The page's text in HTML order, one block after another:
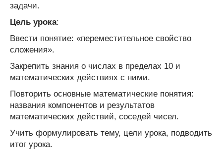
задачи.
Цель урока:
Ввести понятие: «переместительное свойство
сложения».
Закрепить знания о числах в пределах 10 и
математических действиях с ними.
Повторить основные математические понятия:
названия компонентов и результатов
математических действий, соседей чисел.
Учить формулировать тему, цели урока, подводить
итог урока.